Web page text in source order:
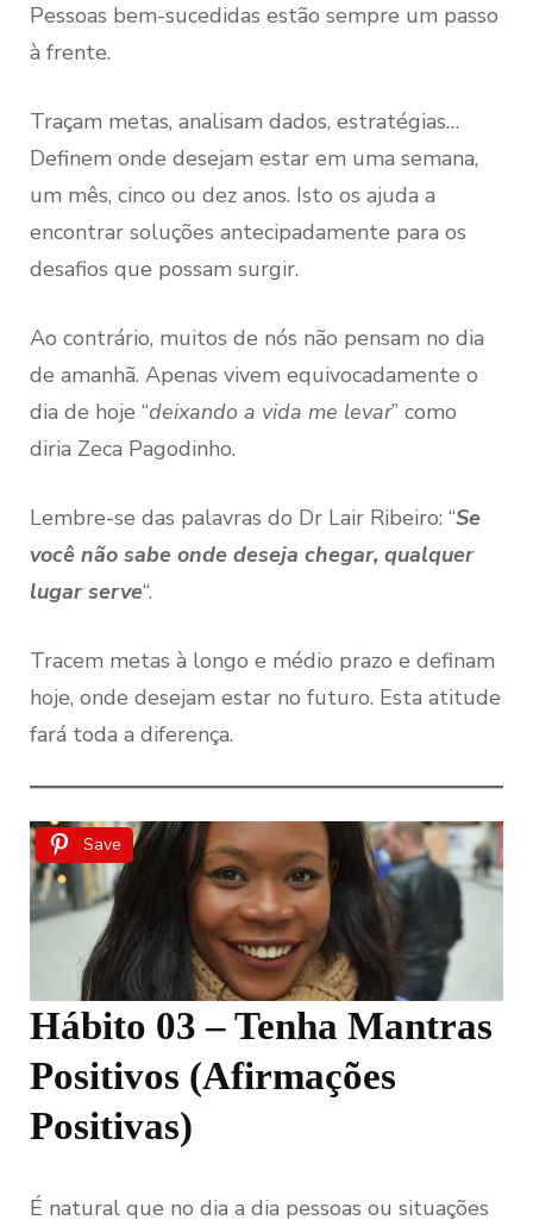
Pessoas bem-sucedidas estão sempre um passo
à frente.
Traçam metas, analisam dados, estratégias…
Definem onde desejam estar em uma semana,
um mês, cinco ou dez anos. Isto os ajuda a
encontrar soluções antecipadamente para os
desafios que possam surgir.
Ao contrário, muitos de nós não pensam no dia
de amanhã. Apenas vivem equivocadamente o
dia de hoje “deixando a vida me levar” como
diria Zeca Pagodinho.
Lembre-se das palavras do Dr Lair Ribeiro: “Se
você não sabe onde deseja chegar, qualquer
lugar serve“.
Tracem metas à longo e médio prazo e definam
hoje, onde desejam estar no futuro. Esta atitude
fará toda a diferença.
Save
Hábito 03 – Tenha Mantras
Positivos (Afirmações
Positivas)
É natural que no dia a dia pessoas ou situações